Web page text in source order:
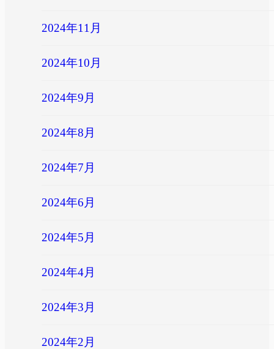
2024年11月
2024年10月
2024年9月
2024年8月
2024年7月
2024年6月
2024年5月
2024年4月
2024年3月
2024年2月